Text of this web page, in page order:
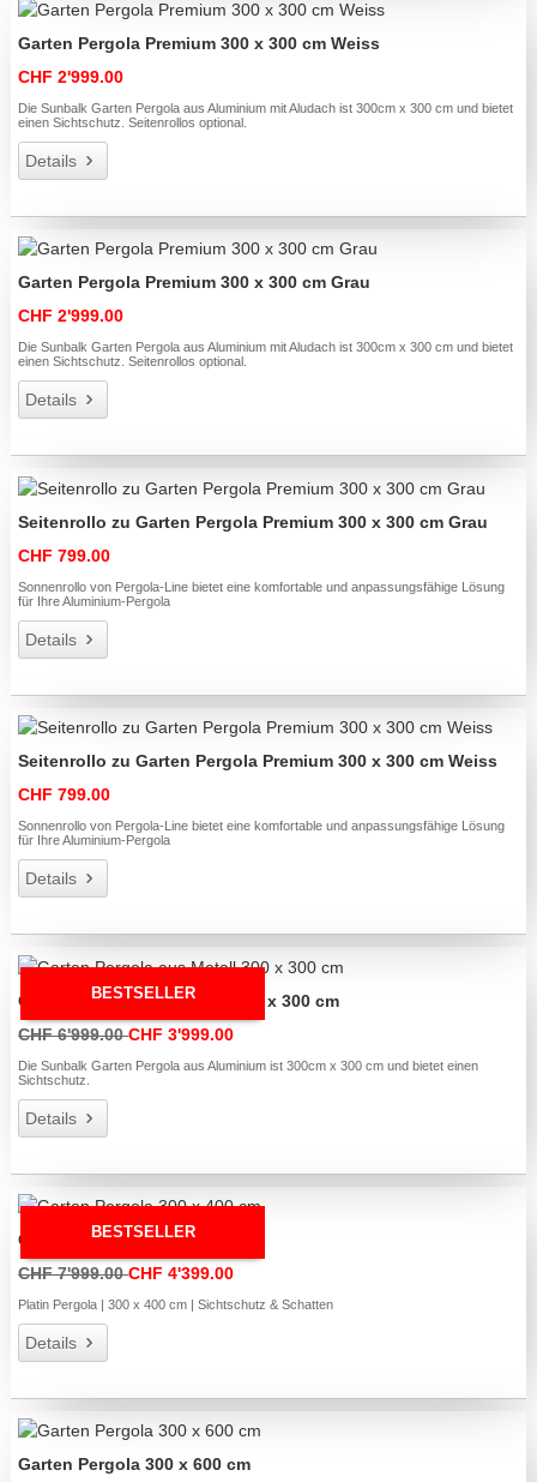
Garten Pergola Premium 300 x 300 cm Weiss
CHF 2'999.00
Die Sunbalk Garten Pergola aus Aluminium mit Aludach ist 300cm x 300 cm und bietet
einen Sichtschutz. Seitenrollos optional.
Details
Garten Pergola Premium 300 x 300 cm Grau
CHF 2'999.00
Die Sunbalk Garten Pergola aus Aluminium mit Aludach ist 300cm x 300 cm und bietet
einen Sichtschutz. Seitenrollos optional.
Details
Seitenrollo zu Garten Pergola Premium 300 x 300 cm Grau
CHF 799.00
Sonnenrollo von Pergola-Line bietet eine komfortable und anpassungsfähige Lösung
für Ihre Aluminium-Pergola
Details
Seitenrollo zu Garten Pergola Premium 300 x 300 cm Weiss
CHF 799.00
Sonnenrollo von Pergola-Line bietet eine komfortable und anpassungsfähige Lösung
für Ihre Aluminium-Pergola
Details
BESTSELLER
Garten Pergola aus Metall 300 x 300 cm
CHF 6'999.00CHF 3'999.00
Die Sunbalk Garten Pergola aus Aluminium ist 300cm x 300 cm und bietet einen
Sichtschutz.
Details
BESTSELLER
Garten Pergola 300 x 400 cm
CHF 7'999.00CHF 4'399.00
Platin Pergola | 300 x 400 cm | Sichtschutz & Schatten
Details
Garten Pergola 300 x 600 cm